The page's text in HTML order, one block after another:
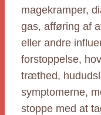
magekramper,
gas, afføring af
eller andre
forstoppelse,
træthed,
symptomerne,
stoppe med at